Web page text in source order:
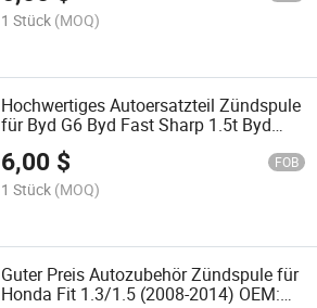
1 Stück (MOQ)
Hochwertiges Autoersatzteil Zündspule
für Byd G6 Byd Fast Sharp 1.5t Byd
Song/Byd G6 Neu F3 Qin S6 Sirui G5
S7 Fast Sharp 1.5t 476 OEM:
Foir00A065
6,00 $ FOB
1 Stück (MOQ)
Guter Preis Autozubehör Zündspule für
Honda Fit 1.3/1.5 (2008-2014) OEM: